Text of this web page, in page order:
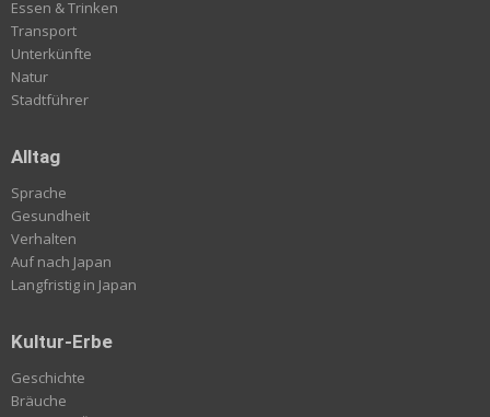
Essen & Trinken
Transport
Unterkünfte
Natur
Stadtführer
Alltag
Sprache
Gesundheit
Verhalten
Auf nach Japan
Langfristig in Japan
Kultur-Erbe
Geschichte
Bräuche